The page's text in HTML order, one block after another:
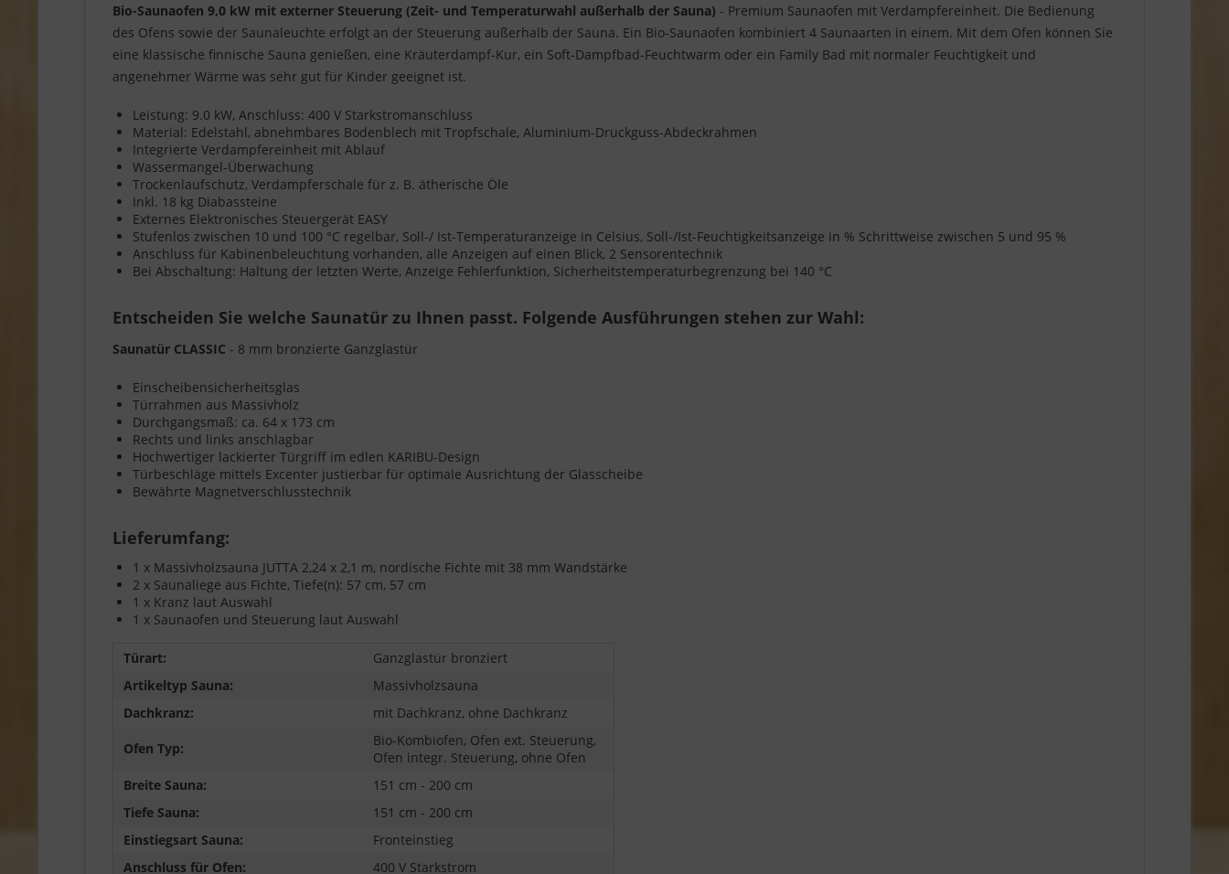
Bio-Saunaofen 9,0 kW mit externer Steuerung (Zeit- und Temperaturwahl außerhalb der Sauna) - Premium Saunaofen mit Verdampfereinheit. Die Bedienung
des Ofens sowie der Saunaleuchte erfolgt an der Steuerung außerhalb der Sauna. Ein Bio-Saunaofen kombiniert 4 Saunaarten in einem. Mit dem Ofen können Sie
eine klassische finnische Sauna genießen, eine Kräuterdampf-Kur, ein Soft-Dampfbad-Feuchtwarm oder ein Family Bad mit normaler Feuchtigkeit und
angenehmer Wärme was sehr gut für Kinder geeignet ist.
Leistung: 9.0 kW, Anschluss: 400 V Starkstromanschluss
Material: Edelstahl, abnehmbares Bodenblech mit Tropfschale, Aluminium-Druckguss-Abdeckrahmen
Integrierte Verdampfereinheit mit Ablauf
Wassermangel-Überwachung
Trockenlaufschutz, Verdampferschale für z. B. ätherische Öle
Inkl. 18 kg Diabassteine
Externes Elektronisches Steuergerät EASY
Stufenlos zwischen 10 und 100 °C regelbar, Soll-/ Ist-Temperaturanzeige in Celsius, Soll-/Ist-Feuchtigkeitsanzeige in % Schrittweise zwischen 5 und 95 %
Anschluss für Kabinenbeleuchtung vorhanden, alle Anzeigen auf einen Blick, 2 Sensorentechnik
Bei Abschaltung: Haltung der letzten Werte, Anzeige Fehlerfunktion, Sicherheitstemperaturbegrenzung bei 140 °C
Entscheiden Sie welche Saunatür zu Ihnen passt. Folgende Ausführungen stehen zur Wahl:
Saunatür CLASSIC - 8 mm bronzierte Ganzglastür
Einscheibensicherheitsglas
Türrahmen aus Massivholz
Durchgangsmaß: ca. 64 x 173 cm
Rechts und links anschlagbar
Hochwertiger lackierter Türgriff im edlen KARIBU-Design
Türbeschläge mittels Excenter justierbar für optimale Ausrichtung der Glasscheibe
Bewährte Magnetverschlusstechnik
Lieferumfang:
1 x Massivholzsauna JUTTA 2,24 x 2,1 m, nordische Fichte mit 38 mm Wandstärke
2 x Saunaliege aus Fichte, Tiefe(n): 57 cm, 57 cm
1 x Kranz laut Auswahl
1 x Saunaofen und Steuerung laut Auswahl
Türart:
Ganzglastür bronziert
Artikeltyp Sauna:
Massivholzsauna
Dachkranz:
mit Dachkranz, ohne Dachkranz
Ofen Typ:
Bio-Kombiofen, Ofen ext. Steuerung,
Ofen integr. Steuerung, ohne Ofen
Breite Sauna:
151 cm - 200 cm
Tiefe Sauna:
151 cm - 200 cm
Einstiegsart Sauna:
Fronteinstieg
Anschluss für Ofen:
400 V Starkstrom